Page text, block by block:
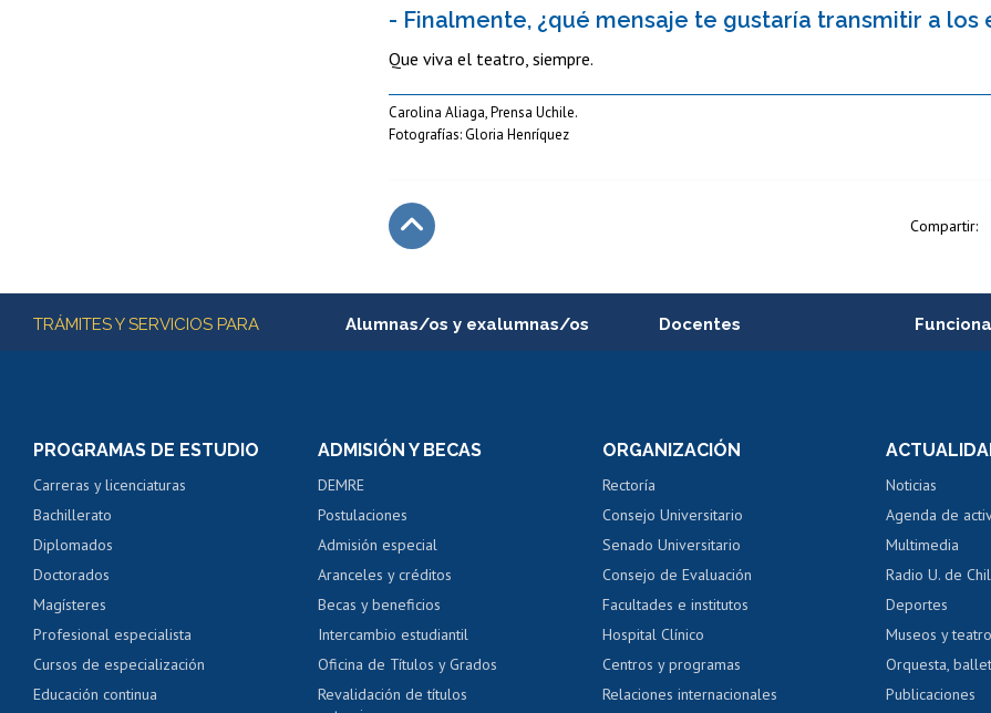
- Finalmente, ¿qué mensaje te gustaría transmitir a
Que viva el teatro, siempre.
Carolina Aliaga, Prensa Uchile.
Fotografías: Gloria Henríquez
Compartir:
Más información
TRÁMITES Y SERVICIOS PARA Alumnas/os y exalumnas/os
Consulta y certificado de notas
Servicio médico y dental
Pago de arancel y crédito alumnos
Pago de arancel y crédito exalumnos
Certificado de títulos y grados
Docentes
Perfeccionamiento
Evaluación docente
Calificación académica
Postulación al AUCAI
Portal de
Certificado
Certificado
Gestión
Acoso
PROGRAMAS DE ESTUDIO
Carreras y licenciaturas
Bachillerato
Diplomados
Doctorados
Magísteres
Profesional especialista
Cursos de especialización
Educación continua
ADMISIÓN Y BECAS
DEMRE
Postulaciones
Admisión especial
Aranceles y créditos
Becas y beneficios
Intercambio estudiantil
Oficina de Títulos y Grados
Revalidación de títulos
ORGANIZACIÓN
Rectoría
Consejo Universitario
Senado Universitario
Consejo de Evaluación
Facultades e institutos
Hospital Clínico
Centros y programas
Relaciones internacionales
Noticias
Agenda de
Multimedia
Radio U. de
Deportes
Museos y
Orquesta,
Publicaciones